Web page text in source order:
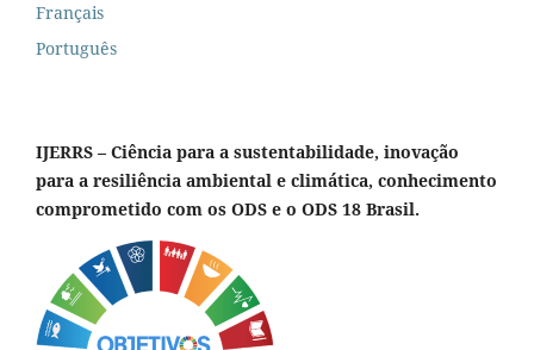
Français
Português
IJERRS – Ciência para a sustentabilidade, inovação
para a resiliência ambiental e climática, conhecimento
comprometido com os ODS e o ODS 18 Brasil.